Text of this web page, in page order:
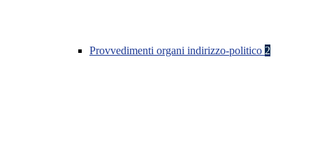
Provvedimenti organi indirizzo-politico 2